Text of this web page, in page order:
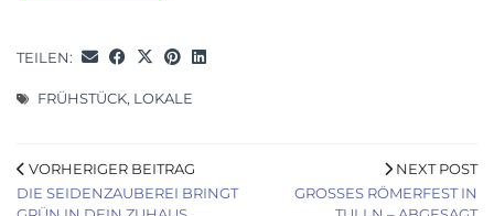
TEILEN:
FRÜHSTÜCK, LOKALE
VORHERIGER BEITRAG
DIE SEIDENZAUBEREI BRINGT
NEXT POST
GROSSES RÖMERFEST IN T